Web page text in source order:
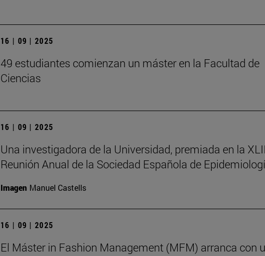
16 | 09 | 2025
49 estudiantes comienzan un máster en la Facultad de
Ciencias
16 | 09 | 2025
Una investigadora de la Universidad, premiada en la
Reunión Anual de la Sociedad Española de
Imagen Manuel Castells
16 | 09 | 2025
El Máster in Fashion Management (MFM) arranca con